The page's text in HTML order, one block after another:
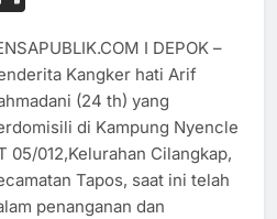
I DEPOK –
Kangker hati Arif
(24 th) yang
di Kampung Nyencle
05/012,Kelurahan Cilangkap,
Tapos, saat ini telah
penanganan dan